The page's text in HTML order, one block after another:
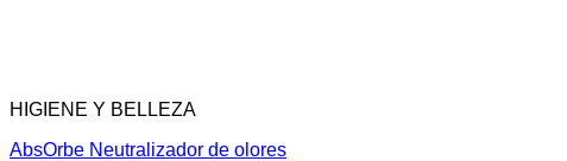
HIGIENE Y BELLEZA
AbsOrbe Neutralizador de olores